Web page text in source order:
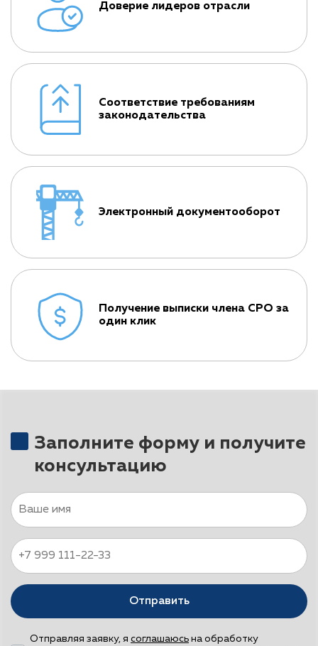
Доверие лидеров отрасли
Соответствие требованиям
законодательства
Электронный документооборот
Получение выписки члена СРО за
один клик
Заполните форму и получите
консультацию
Отправить
Отправляя заявку, я соглашаюсь на обработку